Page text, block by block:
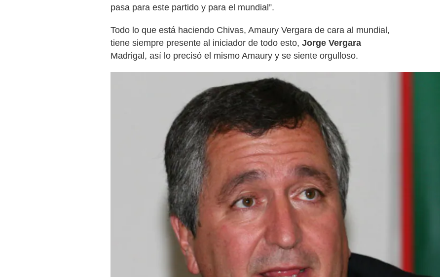
pasa para este partido y para el mundial”.
Todo lo que está haciendo Chivas, Amaury Vergara de cara al mundial,
tiene siempre presente al iniciador de todo esto, Jorge Vergara
Madrigal, así lo precisó el mismo Amaury y se siente orgulloso.